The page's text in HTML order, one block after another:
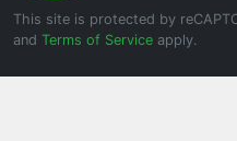
This site is protected by
and Terms of Service apply.